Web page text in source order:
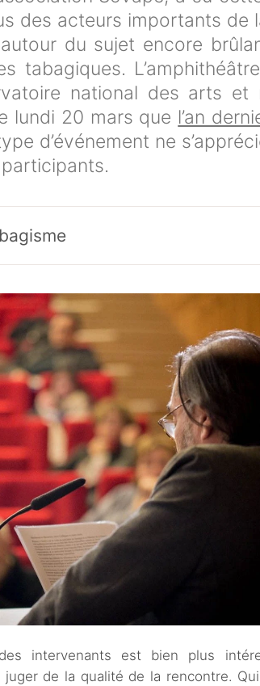
des acteurs importants de
du sujet encore
tabagiques.
national des arts et
lundi 20 mars que l’an
d’événement ne
participants.
intervenants est bien plus
de la qualité de la rencontre.